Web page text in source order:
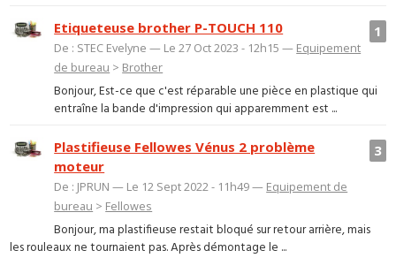
1
Etiqueteuse brother P-TOUCH 110
De : STEC Evelyne — Le 27 Oct 2023 - 12h15 — Equipement
de bureau > Brother
Bonjour, Est-ce que c'est réparable une pièce en plastique qui
entraîne la bande d'impression qui apparemment est ...
3
Plastifieuse Fellowes Vénus 2 problème
moteur
De : JPRUN — Le 12 Sept 2022 - 11h49 — Equipement de
bureau > Fellowes
Bonjour, ma plastifieuse restait bloqué sur retour arrière, mais
les rouleaux ne tournaient pas. Après démontage le ...